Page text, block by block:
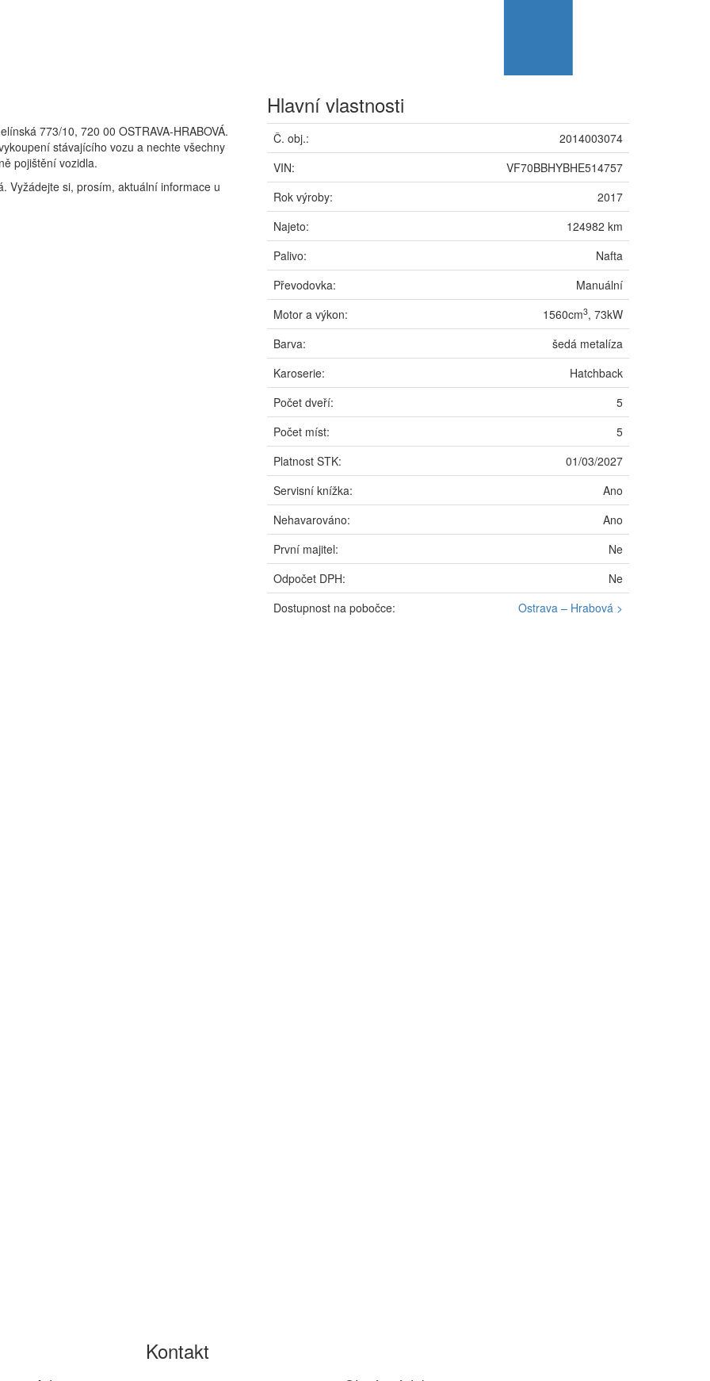
773/10, 720 00 OSTRAVA-HRABOVÁ.
stávajícího vozu a nechte všechny
pojištění vozidla.
Vyžádejte si, prosím, aktuální informace u
Hlavní vlastnosti
Č. obj.:
2014003074
VIN:
VF70BBHYBHE514757
Rok výroby:
2017
Najeto:
124982 km
Palivo:
Nafta
Převodovka:
Manuální
Motor a výkon:
1560cm3, 73kW
Barva:
šedá metalíza
Karoserie:
Hatchback
Počet dveří:
5
Počet míst:
5
Platnost STK:
01/03/2027
Servisní knížka:
Ano
Nehavarováno:
Ano
První majitel:
Ne
Odpočet DPH:
Ne
Dostupnost na pobočce:
Ostrava – Hrabová >
Kontakt